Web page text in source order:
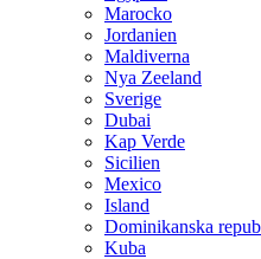
Marocko
Jordanien
Maldiverna
Nya Zeeland
Sverige
Dubai
Kap Verde
Sicilien
Mexico
Island
Dominikanska
Kuba